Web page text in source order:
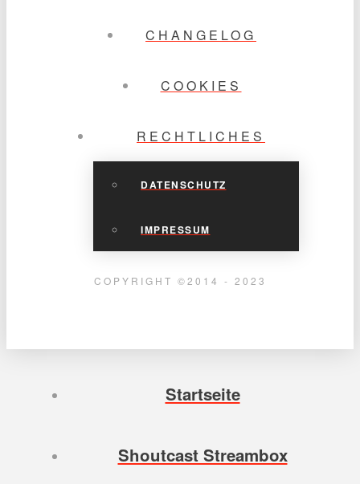
CHANGELOG
COOKIES
RECHTLICHES
DATENSCHUTZ
IMPRESSUM
COPYRIGHT ©2014 - 2023
Startseite
Shoutcast Streambox